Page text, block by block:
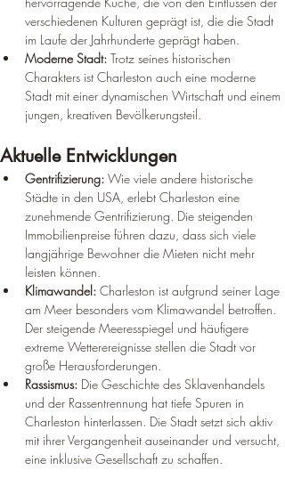
verschiedenen Kulturen geprägt ist, die die Stadt
im Laufe der Jahrhunderte geprägt haben.
Moderne Stadt: Trotz seines historischen
Charakters ist Charleston auch eine moderne
Stadt mit einer dynamischen Wirtschaft und einem
jungen, kreativen Bevölkerungsteil.
Aktuelle Entwicklungen
Gentrifizierung: Wie viele andere historische
Städte in den USA, erlebt Charleston eine
zunehmende Gentrifizierung. Die steigenden
Immobilienpreise führen dazu, dass sich viele
langjährige Bewohner die Mieten nicht mehr
leisten können.
Klimawandel: Charleston ist aufgrund seiner Lage
am Meer besonders vom Klimawandel betroffen.
Der steigende Meeresspiegel und häufigere
extreme Wetterereignisse stellen die Stadt vor
große Herausforderungen.
Rassismus: Die Geschichte des Sklavenhandels
und der Rassentrennung hat tiefe Spuren in
Charleston hinterlassen. Die Stadt setzt sich aktiv
mit ihrer Vergangenheit auseinander und versucht,
eine inklusive Gesellschaft zu schaffen.